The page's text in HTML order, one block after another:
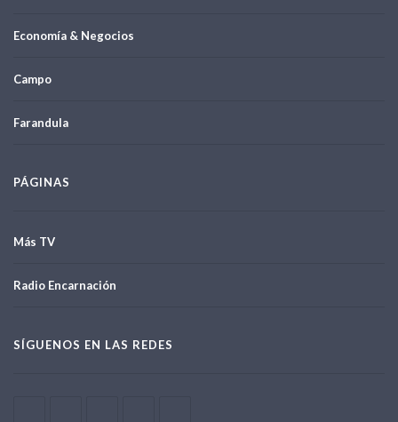
Economía & Negocios
Campo
Farandula
PÁGINAS
Más TV
Radio Encarnación
SÍGUENOS EN LAS REDES